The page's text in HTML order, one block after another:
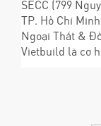
SECC (799
TP. Hồ Chí
Ngoại Thất &
Vietbuild là cơ